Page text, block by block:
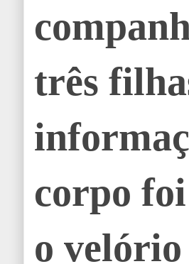
três
corpo
o